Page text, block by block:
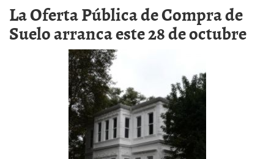
La Oferta Pública de Compra de
Suelo arranca este 28 de octubre